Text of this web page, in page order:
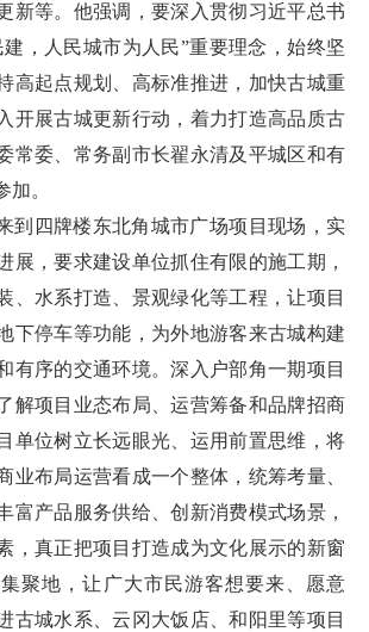
新等。他强调，要深入贯彻习近平总书
，人民城市为人民”重要理念，始终坚
高起点规划、高标准推进，加快古城重
开展古城更新行动，着力打造高品质古
常委、常务副市长翟永清及平城区和有
加。
到四牌楼东北角城市广场项目现场，实
展，要求建设单位抓住有限的施工期，
、水系打造、景观绿化等工程，让项目
下停车等功能，为外地游客来古城构建
有序的交通环境。深入户部角一期项目
解项目业态布局、运营筹备和品牌招商
单位树立长远眼光、运用前置思维，将
业布局运营看成一个整体，统筹考量、
富产品服务供给、创新消费模式场景，
，真正把项目打造成为文化展示的新窗
聚地，让广大市民游客想要来、愿意
古城水系、云冈大饭店、和阳里等项目